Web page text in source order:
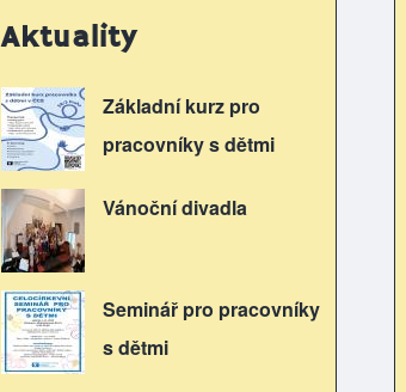
Aktuality
Základní kurz pro
pracovníky s dětmi
Vánoční divadla
Seminář pro pracovníky
s dětmi